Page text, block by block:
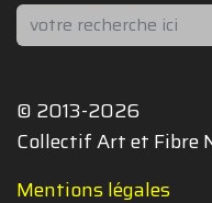
Rechercher
© 2013-2026
Collectif Art et Fibre
Mentions légales